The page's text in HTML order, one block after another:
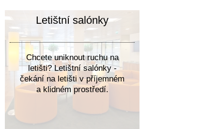
Letištní salónky
Chcete uniknout ruchu na
letišti? Letištní salónky -
čekání na letišti v příjemném
a klidném prostředí.